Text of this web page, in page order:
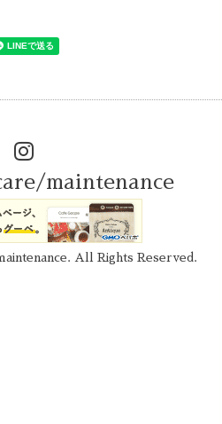
maintenance
. All Rights Reserved.